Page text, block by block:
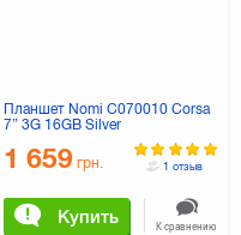
Планшет Nomi C070010 Corsa
7” 3G 16GB Silver
1 659 грн.
Купить
1 отзыв
К сравнению